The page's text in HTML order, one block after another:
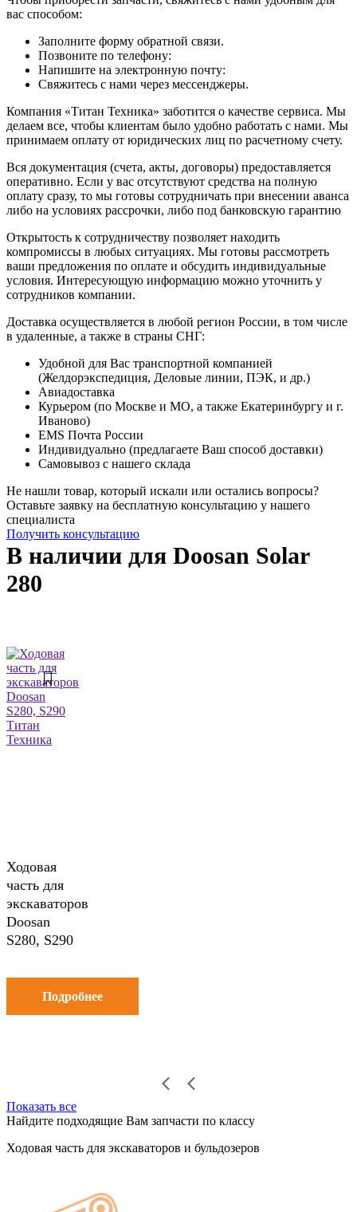
вас способом:
Заполните форму обратной связи.
Позвоните по телефону:
Напишите на электронную почту:
Свяжитесь с нами через мессенджеры.
Компания «Титан Техника» заботится о качестве сервиса. Мы
делаем все, чтобы клиентам было удобно работать с нами. Мы
принимаем оплату от юридических лиц по расчетному счету.
Вся документация (счета, акты, договоры) предоставляется
оперативно. Если у вас отсутствуют средства на полную
оплату сразу, то мы готовы сотрудничать при внесении аванса
либо на условиях рассрочки, либо под банковскую гарантию
Открытость к сотрудничеству позволяет находить
компромиссы в любых ситуациях. Мы готовы рассмотреть
ваши предложения по оплате и обсудить индивидуальные
условия. Интересующую информацию можно уточнить у
сотрудников компании.
Доставка осуществляется в любой регион России, в том числе
в удаленные, а также в страны СНГ:
Удобной для Вас транспортной компанией
(Желдорэкспедиция, Деловые линии, ПЭК, и др.)
Авиадоставка
Курьером (по Москве и МО, а также Екатеринбургу и г.
Иваново)
EMS Почта России
Индивидуально (предлагаете Ваш способ доставки)
Самовывоз с нашего склада
Не нашли товар, который искали или остались вопросы?
Оставьте заявку на бесплатную консультацию у нашего
специалиста
Получить консультацию
В наличии для Doosan Solar
280
Ходовая
часть для
экскаваторов
Doosan
S280, S290
Подробнее
Показать все
Найдите подходящие Вам запчасти по классу
Ходовая часть для экскаваторов и бульдозеров